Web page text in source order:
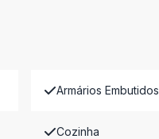
Armários Embutidos
Cozinha